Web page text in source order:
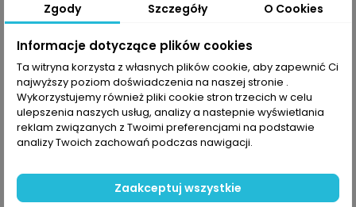
OPIS SZCZEGÓŁY PRODUKTU
Dźwignia orzecha, pojedyńcza z czerwonym języczkiem
tasiemki
KOMENTARZE (0) Oceń
Na razie nie dodano żadnej recenzji.
Zgody Szczegóły O Cookies
Informacje dotyczące plików cookies
Ta witryna korzysta z własnych plików cookie, aby zapewnić Ci
najwyższy poziom doświadczenia na naszej stronie .
Wykorzystujemy również pliki cookie stron trzecich w celu
ulepszenia naszych usług, analizy a nastepnie wyświetlania
reklam związanych z Twoimi preferencjami na podstawie
analizy Twoich zachowań podczas nawigacji.
Zaakceptuj wszystkie